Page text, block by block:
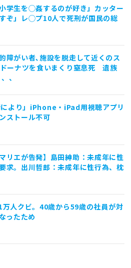
小学生を◯姦するのが好き」カッター
ぞ」レ◯プ10人で死刑が国民の総
障がい者､施設を脱走して近くのス
ーナツを食いまくり窒息死 遺族
、
より」iPhone・iPad用視聴アプリ
ストール不可
リエが告発】島田紳助：未成年に性
求。出川哲郎：未成年に性行為、枕
万人クビ。40歳から59歳の社員が対
ったため